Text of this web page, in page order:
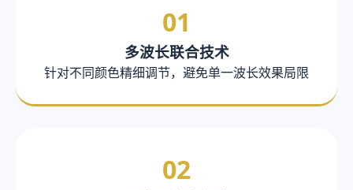
01
多波长联合技术
针对不同颜色精细调节，避免单一波长效果局限
02